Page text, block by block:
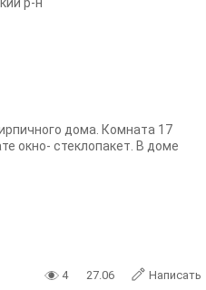
дома. Комната 17
окно- стеклопакет. В доме
4 27.06 Написать